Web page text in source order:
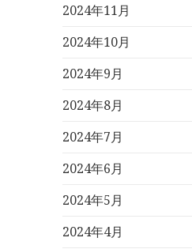
2024年11月
2024年10月
2024年9月
2024年8月
2024年7月
2024年6月
2024年5月
2024年4月